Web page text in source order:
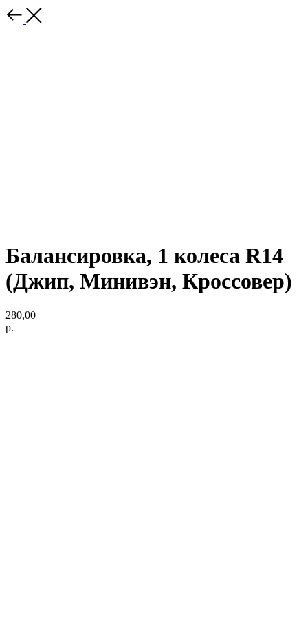
Балансировка, 1 колеса R14
(Джип, Минивэн, Кроссовер)
280,00
р.